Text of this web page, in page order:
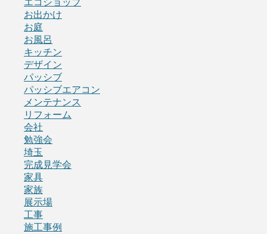
エコショップ
お出かけ
お庭
お風呂
キッチン
デザイン
パッシブ
パッシブエアコン
メンテナンス
リフォーム
会社
勉強会
埼玉
完成見学会
家具
家族
展示場
工事
施工事例